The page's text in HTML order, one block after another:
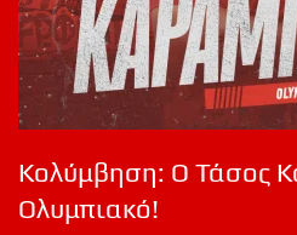
Κολύμβηση: Ο Τάσος
Ολυμπιακό!